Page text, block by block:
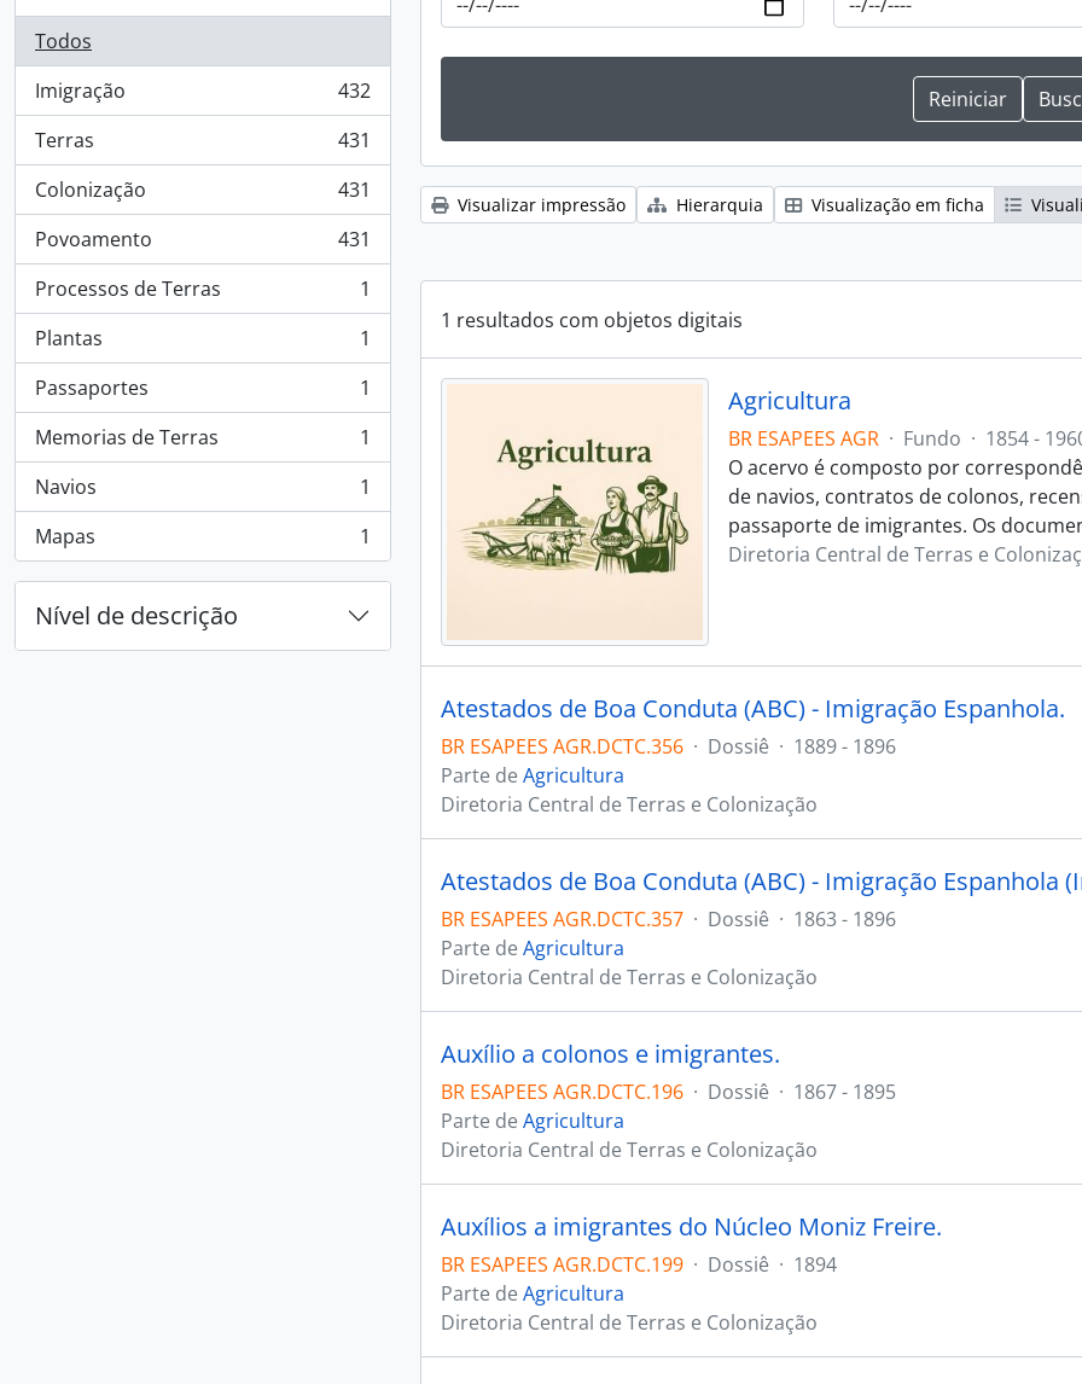
Todos
Imigração
, 432 resultados
432
Terras
, 431 resultados
431
Colonização
, 431 resultados
431
Povoamento
, 431 resultados
431
Processos de Terras
, 1 resultados
1
Plantas
, 1 resultados
1
Passaportes
, 1 resultados
1
Memorias de Terras
, 1 resultados
1
Navios
, 1 resultados
1
Mapas
, 1 resultados 1
Nível de descrição
Visualizar impressão Hierarquia Visualização em ficha
1 resultados com objetos digitais
Agricultura
BR ESAPEES AGR · Fundo · 1854 -
O acervo é composto por
de navios, contratos de colonos,
passaporte de imigrantes. Os
Diretoria Central de Terras e
Atestados de Boa Conduta (ABC) - Imigração Espanhola.
BR ESAPEES AGR.DCTC.356 · Dossiê · 1889 - 1896
Parte de Agricultura
Diretoria Central de Terras e Colonização
BR ESAPEES AGR.DCTC.357 · Dossiê · 1863 - 1896
Parte de Agricultura
Diretoria Central de Terras e Colonização
Auxílio a colonos e imigrantes.
BR ESAPEES AGR.DCTC.196 · Dossiê · 1867 - 1895
Parte de Agricultura
Diretoria Central de Terras e Colonização
Auxílios a imigrantes do Núcleo Moniz Freire.
BR ESAPEES AGR.DCTC.199 · Dossiê · 1894
Parte de Agricultura
Diretoria Central de Terras e Colonização